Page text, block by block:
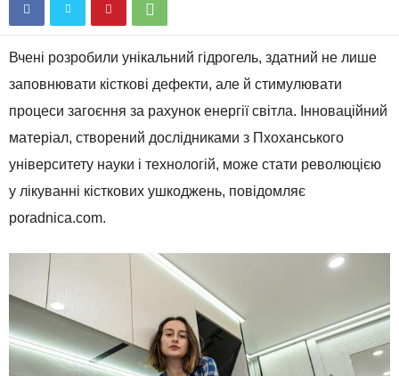
Вчені розробили унікальний гідрогель, здатний не лише
заповнювати кісткові дефекти, але й стимулювати
процеси загоєння за рахунок енергії світла. Інноваційний
матеріал, створений дослідниками з Пхоханського
університету науки і технологій, може стати революцією
у лікуванні кісткових ушкоджень, повідомляє
poradnica.com.